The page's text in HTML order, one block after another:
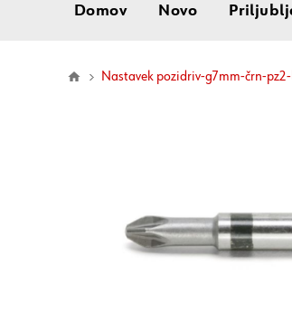
Domov Novo
nastavek pozidriv-g7mm-črn-